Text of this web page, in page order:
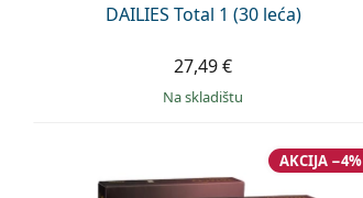
DAILIES Total 1 (30 leća)
27,49 €
na skladištu
AKCIJA −4%